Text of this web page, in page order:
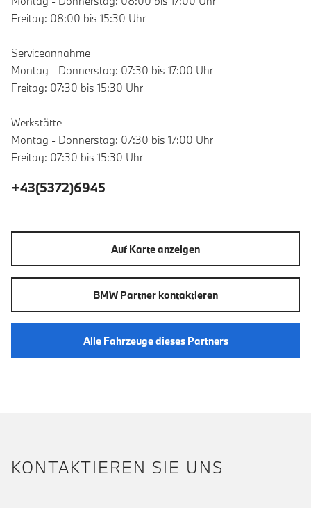
Freitag: 08:00 bis 15:30 Uhr
Serviceannahme
Montag - Donnerstag: 07:30 bis 17:00 Uhr
Freitag: 07:30 bis 15:30 Uhr
Werkstätte
Montag - Donnerstag: 07:30 bis 17:00 Uhr
Freitag: 07:30 bis 15:30 Uhr
+43(5372)6945
Auf Karte anzeigen
BMW Partner kontaktieren
Alle Fahrzeuge dieses Partners
KONTAKTIEREN SIE UNS